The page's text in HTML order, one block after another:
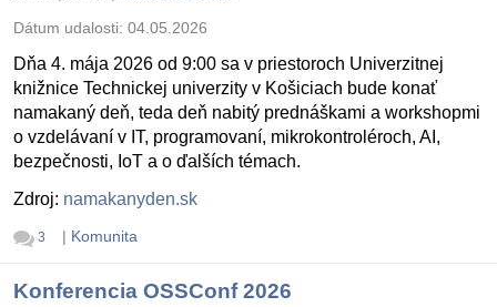
Dátum udalosti: 04.05.2026
Dňa 4. mája 2026 od 9:00 sa v priestoroch Univerzitnej
knižnice Technickej univerzity v Košiciach bude konať
namakaný deň, teda deň nabitý prednáškami a workshopmi
o vzdelávaní v IT, programovaní, mikrokontroléroch, AI,
bezpečnosti, IoT a o ďalších témach.
Zdroj: namakanyden.sk
3 | Komunita
Konferencia OSSConf 2026